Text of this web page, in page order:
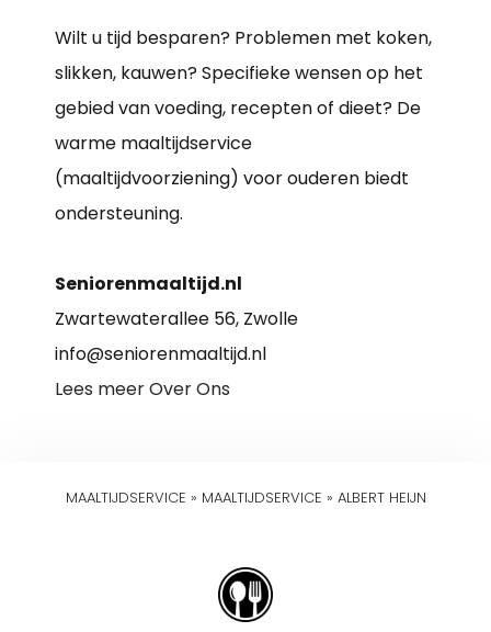
Wilt u tijd besparen? Problemen met koken,
slikken, kauwen? Specifieke wensen op het
gebied van voeding, recepten of dieet? De
warme maaltijdservice
(maaltijdvoorziening) voor ouderen biedt
ondersteuning.
Seniorenmaaltijd.nl
Zwartewaterallee 56, Zwolle
info@seniorenmaaltijd.nl
Lees meer Over Ons
MAALTIJDSERVICE » MAALTIJDSERVICE » ALBERT HEIJN